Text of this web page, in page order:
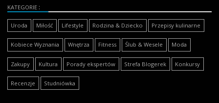
KATEGORIE
Uroda Miłość Lifestyle Rodzina & Dziecko Przepisy kulinarne
Kobiece Wyznania Wnętrza Fitness Ślub & Wesele Moda
Zakupy Kultura Porady ekspertów Strefa Blogerek Konkursy
Recenzje Studniówka